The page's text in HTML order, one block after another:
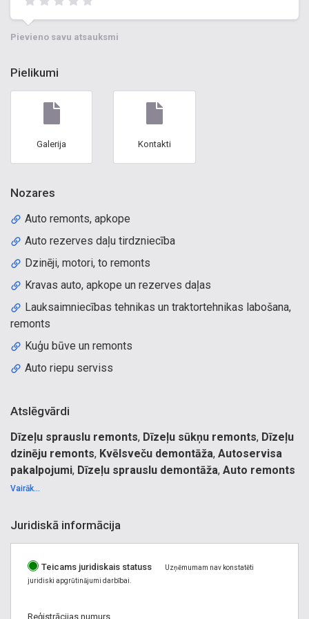
Pievieno savu atsauksmi
Pielikumi
Galerija Kontakti
Nozares
Auto remonts, apkope
Auto rezerves daļu tirdzniecība
Dzinēji, motori, to remonts
Kravas auto, apkope un rezerves daļas
Lauksaimniecības tehnikas un traktortehnikas labošana,
remonts
Kuģu būve un remonts
Auto riepu serviss
Atslēgvārdi
Dīzeļu sprauslu remonts, Dīzeļu sūkņu remonts, Dīzeļu
dzinēju remonts, Kvēlsveču demontāža, Autoservisa
pakalpojumi, Dīzeļu sprauslu demontāža, Auto remonts
Rīgā,Auto remonts apkope
Dīzeļdzinēju serviss, dzinēju remonts, motoru remonts,
demontāža, kvēlspuldžu demontāža, visas sarežģītības
demontāža, Dīzeļu motoru augstspiediena sūkņu remonts,
Vairāk...
Juridiskā informācija
Teicams juridiskais statuss
Uzņēmumam nav konstatēti
juridiski apgrūtinājumi darbībai.
Reģistrācijas numurs